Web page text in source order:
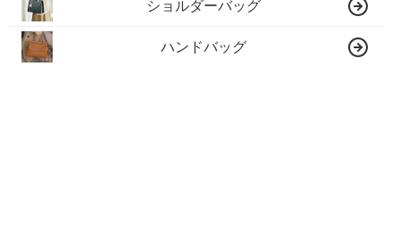
ショルダーバッグ
ハンドバッグ